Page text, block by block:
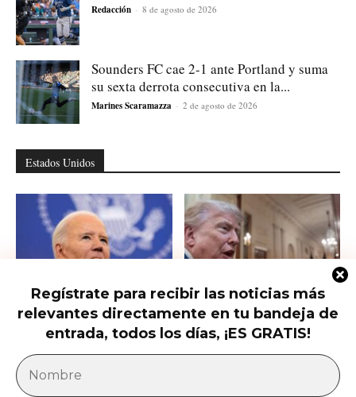
Regístrate para recibir las noticias más
relevantes directamente en tu bandeja de
entrada, todos los días, ¡ES GRATIS!
Redacción - 8 de agosto de 2026
Sounders FC cae 2-1 ante Portland y suma
su sexta derrota consecutiva en la...
Marines Scaramazza - 2 de agosto de 2026
Estados Unidos
Hunter Biden habla del cáncer de
su padre que avanzó hasta...
Qué saber del nuevo intento de
Trump de limitar la ciudadanía...
América Latina